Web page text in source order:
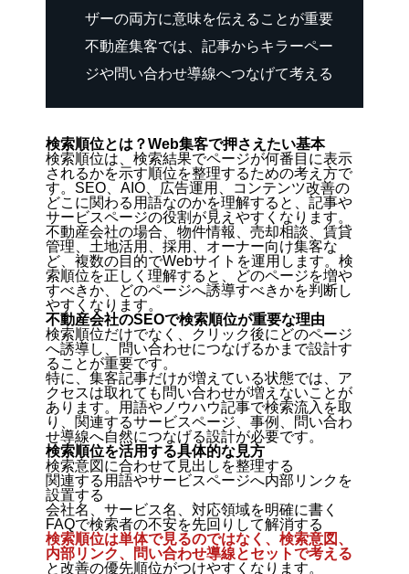
ザーの両方に意味を伝えることが重要
不動産集客では、記事からキラーペー
ジや問い合わせ導線へつなげて考える
検索順位とは？Web集客で押さえたい基本
検索順位は、検索結果でページが何番目に表示
されるかを示す順位を整理するための考え方で
す。SEO、AIO、広告運用、コンテンツ改善の
どこに関わる用語なのかを理解すると、記事や
サービスページの役割が見えやすくなります。
不動産会社の場合、物件情報、売却相談、賃貸
管理、土地活用、採用、オーナー向け集客な
ど、複数の目的でWebサイトを運用します。検
索順位を正しく理解すると、どのページを増や
すべきか、どのページへ誘導すべきかを判断し
やすくなります。
不動産会社のSEOで検索順位が重要な理由
検索順位だけでなく、クリック後にどのページ
へ誘導し、問い合わせにつなげるかまで設計す
ることが重要です。
特に、集客記事だけが増えている状態では、ア
クセスは取れても問い合わせが増えないことが
あります。用語やノウハウ記事で検索流入を取
り、関連するサービスページ、事例、問い合わ
せ導線へ自然につなげる設計が必要です。
検索順位を活用する具体的な見方
検索意図に合わせて見出しを整理する
関連する用語やサービスページへ内部リンクを
設置する
会社名、サービス名、対応領域を明確に書く
FAQで検索者の不安を先回りして解消する
検索順位は単体で見るのではなく、検索意図、
内部リンク、問い合わせ導線とセットで考える
と改善の優先順位がつけやすくなります。